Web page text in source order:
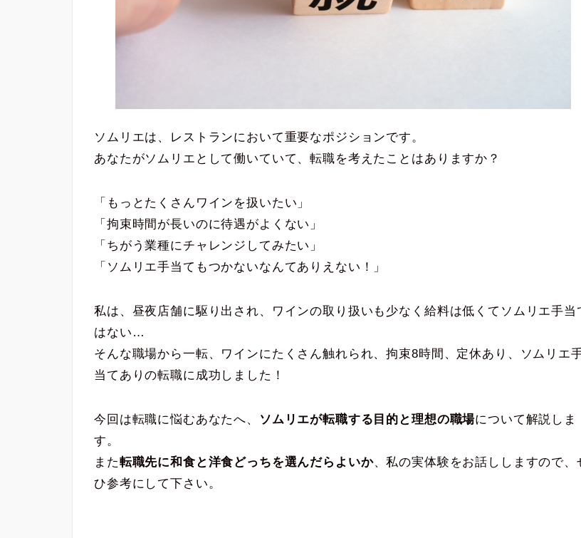
ソムリエは、レストランにおいて重要なポジションです。
あなたがソムリエとして働いていて、転職を考えたことはありますか？
「もっとたくさんワインを扱いたい」
「拘束時間が長いのに待遇がよくない」
「ちがう業種にチャレンジしてみたい」
「ソムリエ手当てもつかないなんてありえない！」
私は、昼夜店舗に駆り出され、ワインの取り扱いも少なく給料は低くてソムリエ手当
はない…
そんな職場から一転、ワインにたくさん触れられ、拘束8時間、定休あり、ソムリエ
当てありの転職に成功しました！
今回は転職に悩むあなたへ、 ソムリエが転職する目的と理想の職場について解説しま
す。
また転職先に和食と洋食どっちを選んだらよいか、私の実体験をお話ししますので、
ひ参考にして下さい。